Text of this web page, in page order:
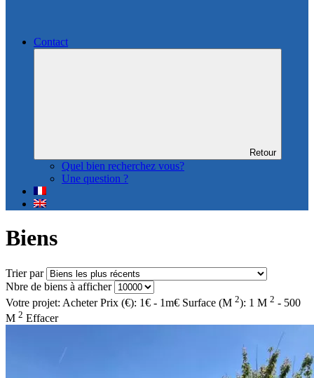
Contact
Retour
Quel bien recherchez vous?
Une question ?
Biens
Trier par
Nbre de biens à afficher
Votre projet: AcheterPrix (€): 1€ - 1m€ Surface (M 2): 1 M 2 - 500
M 2 Effacer